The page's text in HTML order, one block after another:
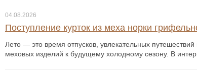
04.08.2026
Поступление курток из меха норки
Лето — это время отпусков, увлекательных
меховых изделий к будущему холодному сезону. В